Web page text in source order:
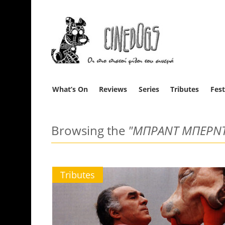
What’s On Reviews Series Tributes
Browsing the "ΜΠΡΑΝΤ
Tributes